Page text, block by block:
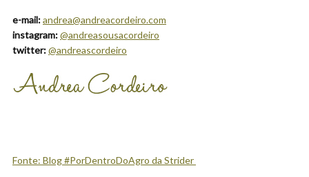
e-mail:andrea@andreacordeiro.com
instagram:@andreasousacordeiro
twitter:@andreascordeiro
Fonte: Blog #PorDentroDoAgro da Strider